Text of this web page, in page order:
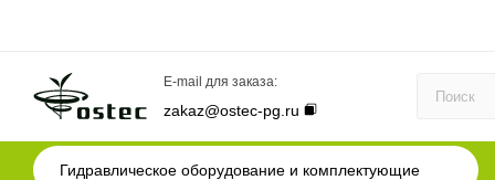
E-mail для заказа:
zakaz@ostec-pg.ru
Гидравлическое оборудование и комплектующие